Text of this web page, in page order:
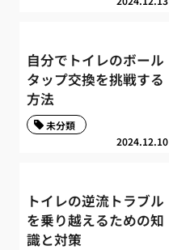
自分でトイレのボール
タップ交換を挑戦する
方法
2024.12.10
未分類
トイレの逆流トラブル
を乗り越えるための知
識と対策